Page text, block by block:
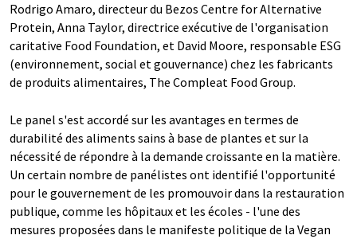
Rodrigo Amaro, directeur du Bezos Centre for Alternative
Protein, Anna Taylor, directrice exécutive de l'organisation
caritative Food Foundation, et David Moore, responsable ESG
(environnement, social et gouvernance) chez les fabricants
de produits alimentaires, The Compleat Food Group.
Le panel s'est accordé sur les avantages en termes de
durabilité des aliments sains à base de plantes et sur la
nécessité de répondre à la demande croissante en la matière.
Un certain nombre de panélistes ont identifié l'opportunité
pour le gouvernement de les promouvoir dans la restauration
publique, comme les hôpitaux et les écoles - l'une des
mesures proposées dans le manifeste politique de la Vegan